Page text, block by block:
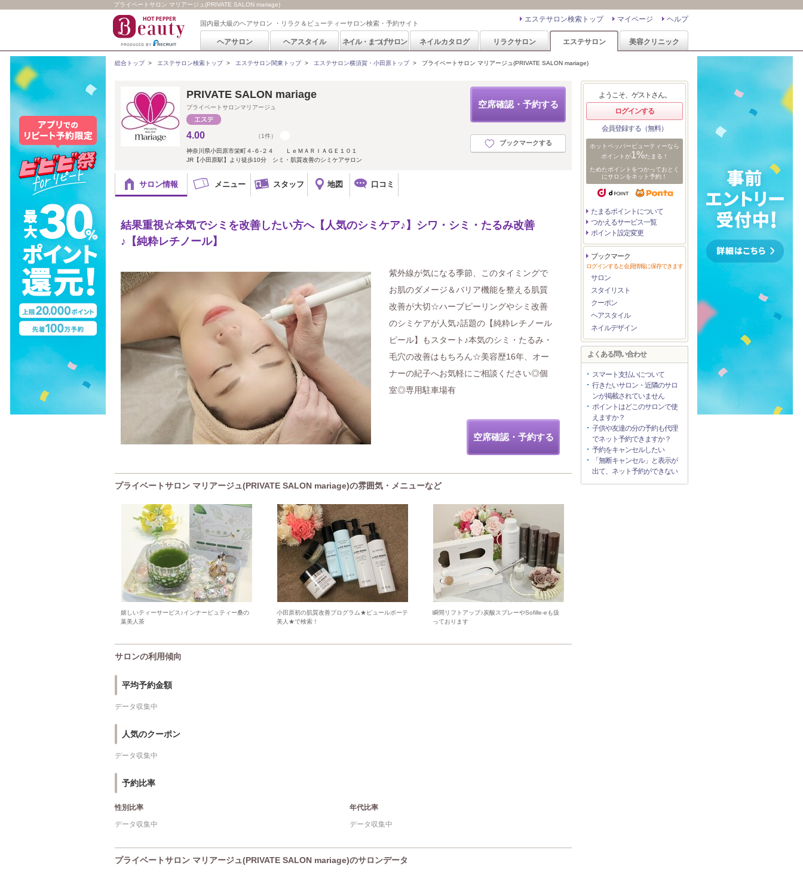
プライベートサロン マリアージュ(PRIVATE SALON mariage)
国内最大級のヘアサロン ・リラク＆ビューティーサロン検索・予約サイト ヘルプ
マイページ
エステサロン検索トップ
ヘアサロン ヘアスタイル ネイル・まつげサロン ネイルカタログ リラクサロン エステサロン 美容クリニック
総合トップ> エステサロン検索トップ> エステサロン関東トップ> エステサロン横須賀・小田原トップ> プライベートサロン マリアージュ(PRIVATE SALON mariage)
空席確認・予約する
ブックマークする
PRIVATE SALON mariage
プライベートサロンマリアージュ
4.00 （1件）
神奈川県小田原市栄町４-６-２４ ＬｅＭＡＲＩＡＧＥ１０１
JR【小田原駅】より徒歩10分 シミ・肌質改善のシミケアサロン
サロン情報 メニュー スタッフ 地図 口コミ
結果重視☆本気でシミを改善したい方へ【人気のシミケア♪】シワ・シミ・たるみ改善
♪【純粋レチノール】
紫外線が気になる季節、このタイミングで
お肌のダメージ＆バリア機能を整える肌質
改善が大切☆ハーブピーリングやシミ改善
のシミケアが人気♪話題の【純粋レチノール
ピール】もスタート♪本気のシミ・たるみ・
毛穴の改善はもちろん☆美容歴16年、オー
ナーの紀子へお気軽にご相談ください◎個
室◎専用駐車場有
空席確認・予約する
プライベートサロン マリアージュ(PRIVATE SALON mariage)の雰囲気・メニューなど
嬉しいティーサービス♪インナービュティー桑の
葉美人茶
小田原初の肌質改善プログラム★ピュールボーテ
美人★で検索！
瞬間リフトアップ♪炭酸スプレーやSofille-eも扱
っております
サロンの利用傾向
平均予約金額
データ収集中
人気のクーポン
データ収集中
予約比率
性別比率
データ収集中
年代比率
データ収集中
プライベートサロン マリアージュ(PRIVATE SALON mariage)のサロンデータ
ようこそ、ゲストさん。
ログインする
会員登録する（無料）
ホットペッパービューティーなら
ポイントが1%たまる！
ためたポイントをつかっておとく
にサロンをネット予約！
たまるポイントについて
つかえるサービス一覧
ポイント設定変更
ブックマーク
ログインすると会員情報に保存できます
サロン
スタイリスト
クーポン
ヘアスタイル
ネイルデザイン
よくある問い合わせ
スマート支払いについて
行きたいサロン・近隣のサロ
ンが掲載されていません
ポイントはどこのサロンで使
えますか？
子供や友達の分の予約も代理
でネット予約できますか？
予約をキャンセルしたい
「無断キャンセル」と表示が
出て、ネット予約ができない